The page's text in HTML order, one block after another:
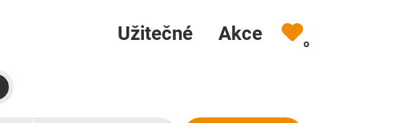
Užitečné Akce 0